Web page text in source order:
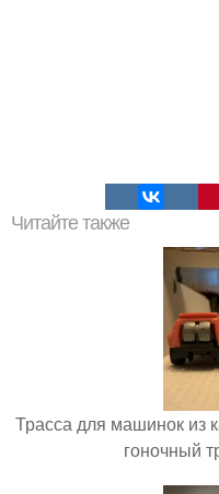
Читайте также
Трасса для машинок из
гоночный